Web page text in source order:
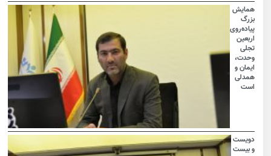
همایش
بزرگ
پیاده‌روی
اربعین
تجلی
وحدت،
ایمان و
همدلی
است
دویست
و بیست